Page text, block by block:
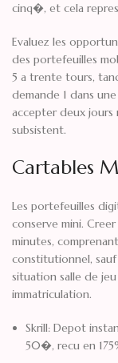
cinq�, et cela
Evaluez les
des portefeuilles
5 a trente tours,
demande 1 dans
accepter deux jours
subsistent.
Cartables
Les portefeuilles
conserve mini.
minutes,
constitutionnel,
situation salle de
immatriculation.
Skrill: Depot
50�, recu en